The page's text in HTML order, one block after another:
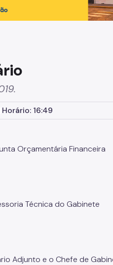
16:49
Orçamentária Financeira
Técnica do Gabinete
Adjunto e o Chefe de